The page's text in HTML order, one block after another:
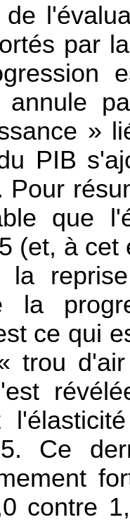
par
»
PIB
Pour
que
(et, à
la
la
ce qui
trou
Ce
contre